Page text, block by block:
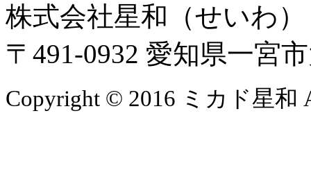
株式会社星和（せいわ
〒491-0932 愛知県一宮
Copyright © 2016 ミカド星和